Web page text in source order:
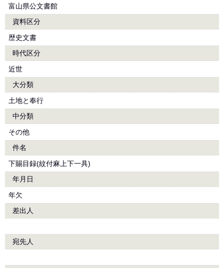
富山県公文書館
資料区分
歴史文書
時代区分
近世
大分類
土地と奉行
中分類
その他
件名
下賜目録(紋付麻上下一具)
年月日
年欠
差出人
宛先人